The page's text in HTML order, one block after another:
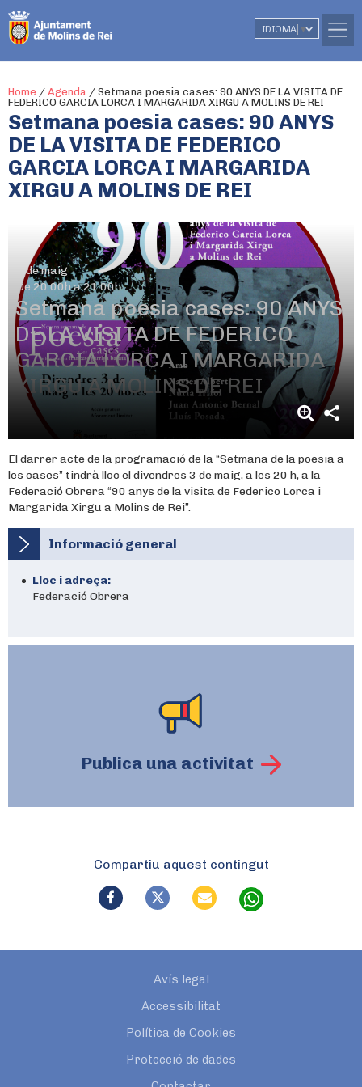
IDIOMA ▼
Home / Agenda / Setmana poesia cases: 90 ANYS DE LA VISITA DE
FEDERICO GARCIA LORCA I MARGARIDA XIRGU A MOLINS DE REI
Setmana poesia cases: 90 ANYS
DE LA VISITA DE FEDERICO
GARCIA LORCA I MARGARIDA
XIRGU A MOLINS DE REI
3 de maig
De 20.00h a 21.00h
Setmana poesia cases: 90 ANYS
DE LA VISITA DE FEDERICO
GARCIA LORCA I MARGARIDA
XIRGU A MOLINS DE REI
El darrer acte de la programació de la “Setmana de la poesia a
les cases” tindrà lloc el divendres 3 de maig, a les 20 h, a la
Federació Obrera “90 anys de la visita de Federico Lorca i
Margarida Xirgu a Molins de Rei”.
Informació general
Lloc i adreça:
Federació Obrera
Publica una activitat
Compartiu aquest contingut
Avís legal
Accessibilitat
Política de Cookies
Protecció de dades